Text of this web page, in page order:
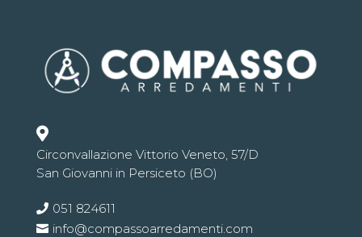

Circonvallazione Vittorio Veneto, 57/D
San Giovanni in Persiceto (BO)
051 824611
info@compassoarredamenti.com